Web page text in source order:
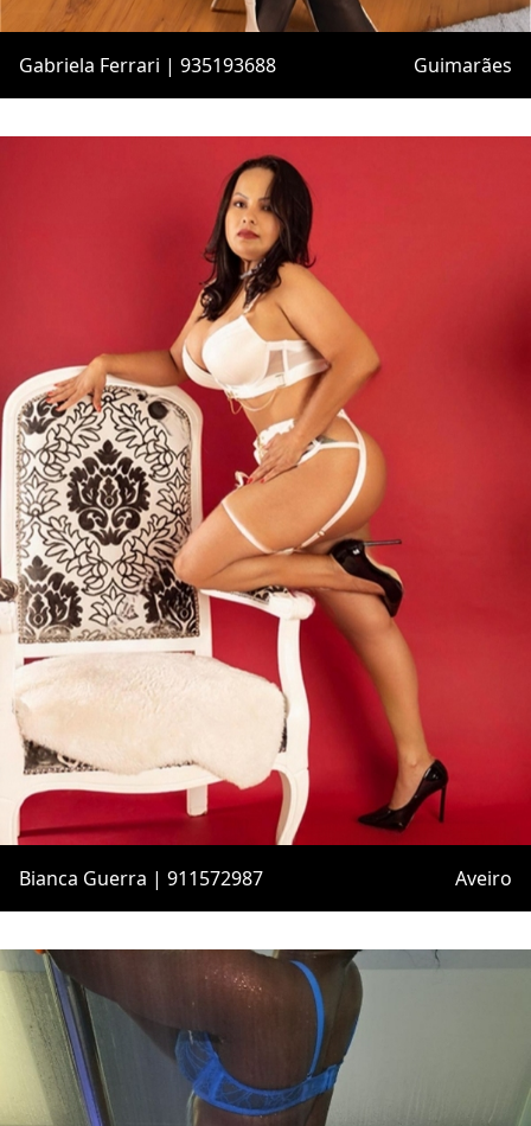
Gabriela Ferrari | 935193688 Guimarães
Bianca Guerra | 911572987 Aveiro